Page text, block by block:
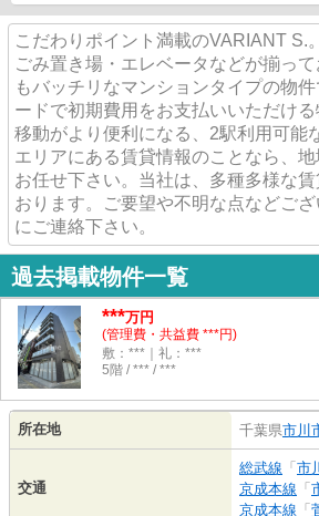
こだわりポイント満載のVARIANT S.
ごみ置き場・エレベータなどが揃っ
もバッチリなマンションタイプの物
ードで初期費用をお支払いいただけ
移動がより便利になる、2駅利用可能
エリアにある賃貸情報のことなら、
お任せ下さい。当社は、多種多様な
おります。ご要望や不明な点などご
にご連絡下さい。
過去掲載物件一覧
***万円
(管理費・共益費 ***円)
敷：***｜礼：***
5階 / *** / ***
所在地 千葉県市川
交通
総武線 「 市川
京成本線 「
京成本線 「